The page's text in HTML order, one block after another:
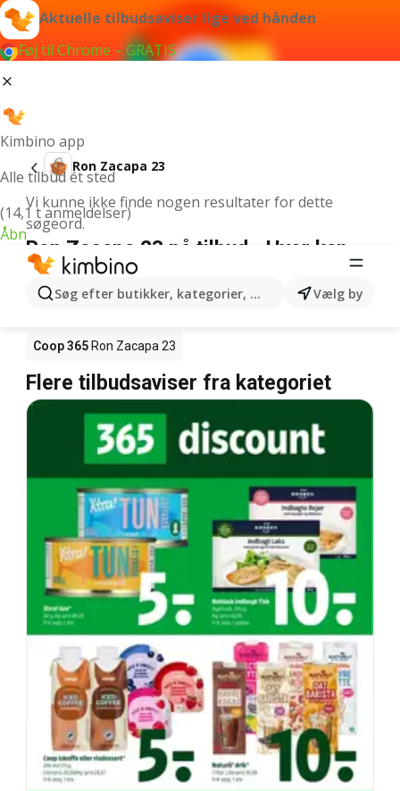
Aktuelle tilbudsaviser lige ved hånden
Føj til Chrome – GRATIS
Kimbino app
Alle tilbud ét sted
(14,1 t anmeldelser)
Åbn
Søg efter butikker, kategorier, produkter...Vælg by
Ron Zacapa 23
Vi kunne ikke finde nogen resultater for dette
søgeord.
Ron Zacapa 23 på tilbud - Hvor kan
den købes?
Coop 365 Ron Zacapa 23
Flere tilbudsaviser fra kategoriet